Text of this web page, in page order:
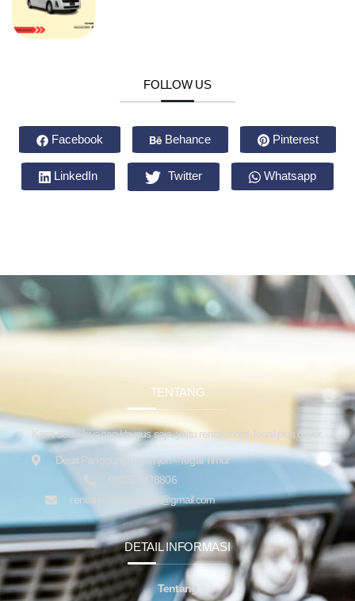
FOLLOW US
Facebook Behance Pinterest
LinkedIn Twitter Whatsapp
TENTANG
Kami sedia layanan khusus saja, yaitu rental mobil Tegal plus driver.
Desa Panggung Kepanjen - Tegal Timur
082323878806
rentalmobiltegalsupir@gmail.com
DETAIL INFORMASI
Tentang